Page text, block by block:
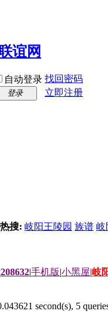
自动登录 找回密码
登录
立即注册
热搜: 岐阳王陵园 族谱 岐
|手机版|小黑屋|岐
second(s), 5